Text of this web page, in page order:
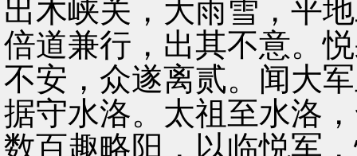
出木峡关，大雨雪，平
倍道兼行，出其不意。
不安，众遂离贰。闻大
据守水洛。太祖至水洛
数百趣略阳，以临悦军